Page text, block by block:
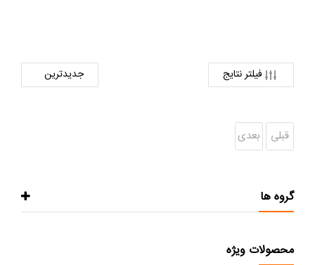
فیلتر نتایج
قبلی بعدی
گروه ها
محصولات ویژه